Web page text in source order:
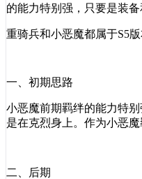
的能力特别强，只要是装
重骑兵和小恶魔都属于S5
一、初期思路
小恶魔前期羁绊的能力特
是在克烈身上。作为小恶
二、后期